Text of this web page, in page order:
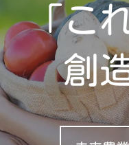
「こ
創